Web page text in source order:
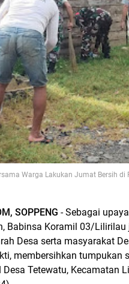
Warga Lakukan Jumat Bersih
SOPPENG - Sebagai
Babinsa Koramil 03/
Desa serta masyarakat
membersihkan tumpukan
Tetewatu, Kecamatan